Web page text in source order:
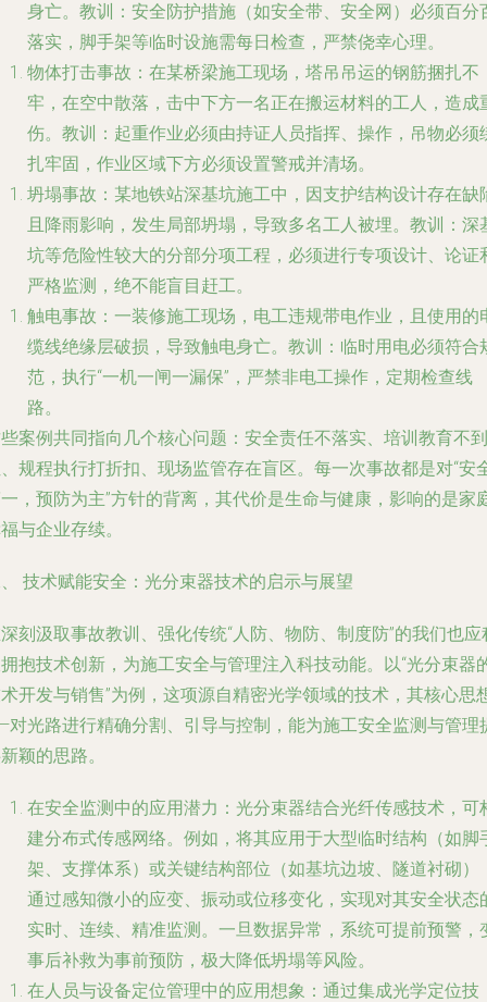
身亡。 教训
：安全防护措施（如安全带、安全网）必须百分
落实，脚手架等临时设施需每日检查，严禁侥幸心理。
物体打击事故 ：在某桥梁施工现场，塔吊吊运的钢筋捆扎不
牢，在空中散落，击中下方一名正在搬运材料的工人，造成
伤。 教训
：起重作业必须由持证人员指挥、操作，吊物必须
扎牢固，作业区域下方必须设置警戒并清场。
坍塌事故 ：某地铁站深基坑施工中，因支护结构设计存在缺
且降雨影响，发生局部坍塌，导致多名工人被埋。 教训
：深
坑等危险性较大的分部分项工程，必须进行专项设计、论证
严格监测，绝不能盲目赶工。
触电事故 ：一装修施工现场，电工违规带电作业，且使用的
缆线绝缘层破损，导致触电身亡。 教训
：临时用电必须符合
范，执行“一机一闸一漏保”，严禁非电工操作，定期检查线
路。
案例共同指向几个核心问题： 安全责任不落实、培训教育不到
规程执行打折扣、现场监管存在盲区。每一次事故都是对“安
，预防为主”方针的背离，其代价是生命与健康，影响的是家
与企业存续。
技术赋能安全：光分束器技术的启示与展望
刻汲取事故教训、强化传统“人防、物防、制度防”的我们也应
抱技术创新，为施工安全与管理注入科技动能。以“光分束器
开发与销售”为例，这项源自精密光学领域的技术，其核心思
光路进行精确分割、引导与控制，能为施工安全监测与管理
颖的思路。
在安全监测中的应用潜力 ：光分束器结合光纤传感技术，可
建分布式传感网络。例如，将其应用于大型临时结构（如脚
架、支撑体系）或关键结构部位（如基坑边坡、隧道衬砌）
通过感知微小的应变、振动或位移变化，实现对其安全状态
实时、连续、精准监测 。一旦数据异常，系统可提前预警，
事后补救为事前预防，极大降低坍塌等风险。
在人员与设备定位管理中的应用想象 ：通过集成光学定位技